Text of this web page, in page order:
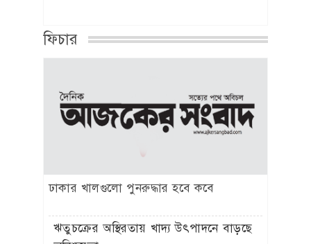
ফিচার
ঢাকার খালগুলো পুনরুদ্ধার হবে কবে
ঋতুচক্রের অস্থিরতায় খাদ্য উৎপাদনে বাড়ছে